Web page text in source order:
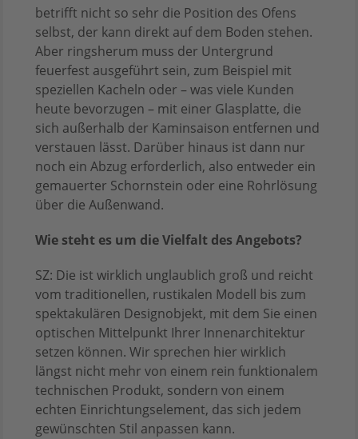
betrifft nicht so sehr die Position des Ofens
selbst, der kann direkt auf dem Boden stehen.
Aber ringsherum muss der Untergrund
feuerfest ausgeführt sein, zum Beispiel mit
speziellen Kacheln oder – was viele Kunden
heute bevorzugen – mit einer Glasplatte, die
sich außerhalb der Kaminsaison entfernen und
verstauen lässt. Darüber hinaus ist dann nur
noch ein Abzug erforderlich, also entweder ein
gemauerter Schornstein oder eine Rohrlösung
über die Außenwand.
Wie steht es um die Vielfalt des Angebots?
SZ: Die ist wirklich unglaublich groß und reicht
vom traditionellen, rustikalen Modell bis zum
spektakulären Designobjekt, mit dem Sie einen
optischen Mittelpunkt Ihrer Innenarchitektur
setzen können. Wir sprechen hier wirklich
längst nicht mehr von einem rein funktionalem
technischen Produkt, sondern von einem
echten Einrichtungselement, das sich jedem
gewünschten Stil anpassen kann.